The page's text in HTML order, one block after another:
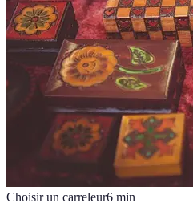
Choisir un carreleur6 min